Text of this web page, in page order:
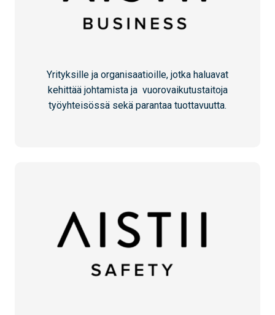
Yrityksille ja organisaatioille, jotka haluavat
kehittää johtamista ja vuorovaikutustaitoja
työyhteisössä sekä parantaa tuottavuutta.